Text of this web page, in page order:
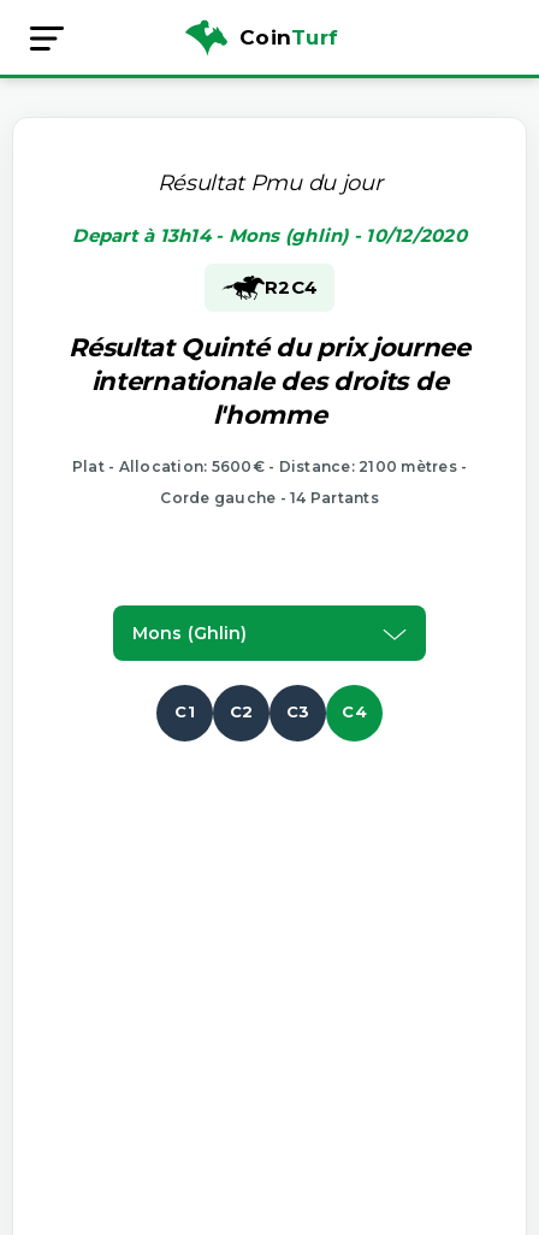
CoinTurf
Résultat Pmu du jour
Depart à 13h14 - Mons (ghlin) - 10/12/2020
R2C4
Résultat Quinté du prix journee
internationale des droits de
l'homme
Plat - Allocation: 5600€ - Distance: 2100 mètres -
Corde gauche - 14 Partants
Mons (ghlin)
C1 C2 C3 C4